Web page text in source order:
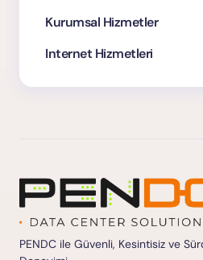
Kurumsal Hizmetler
Internet Hizmetleri
PENDC ile Güvenli, Kesintisiz ve